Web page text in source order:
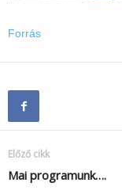
Forrás
Előző cikk
Mai programunk….